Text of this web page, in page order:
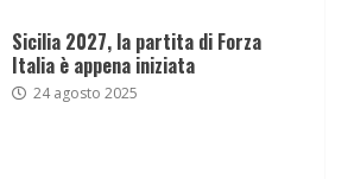
Sicilia 2027, la partita di Forza
Italia è appena iniziata
24 agosto 2025